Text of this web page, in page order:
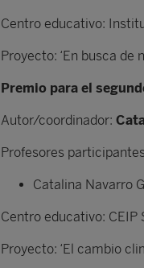
Centro educativo:
Proyecto: ‘En busca de
Premio para el
Autor/coordinador:
Profesores
Catalina Navarro
Centro educativo: CEIP
Proyecto: ‘El cambio